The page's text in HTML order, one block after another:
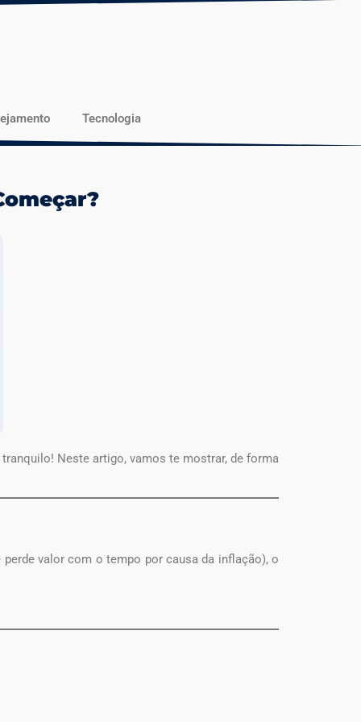
Tecnologia
Neste artigo, vamos te mostrar, de forma
valor com o tempo por causa da inflação), o